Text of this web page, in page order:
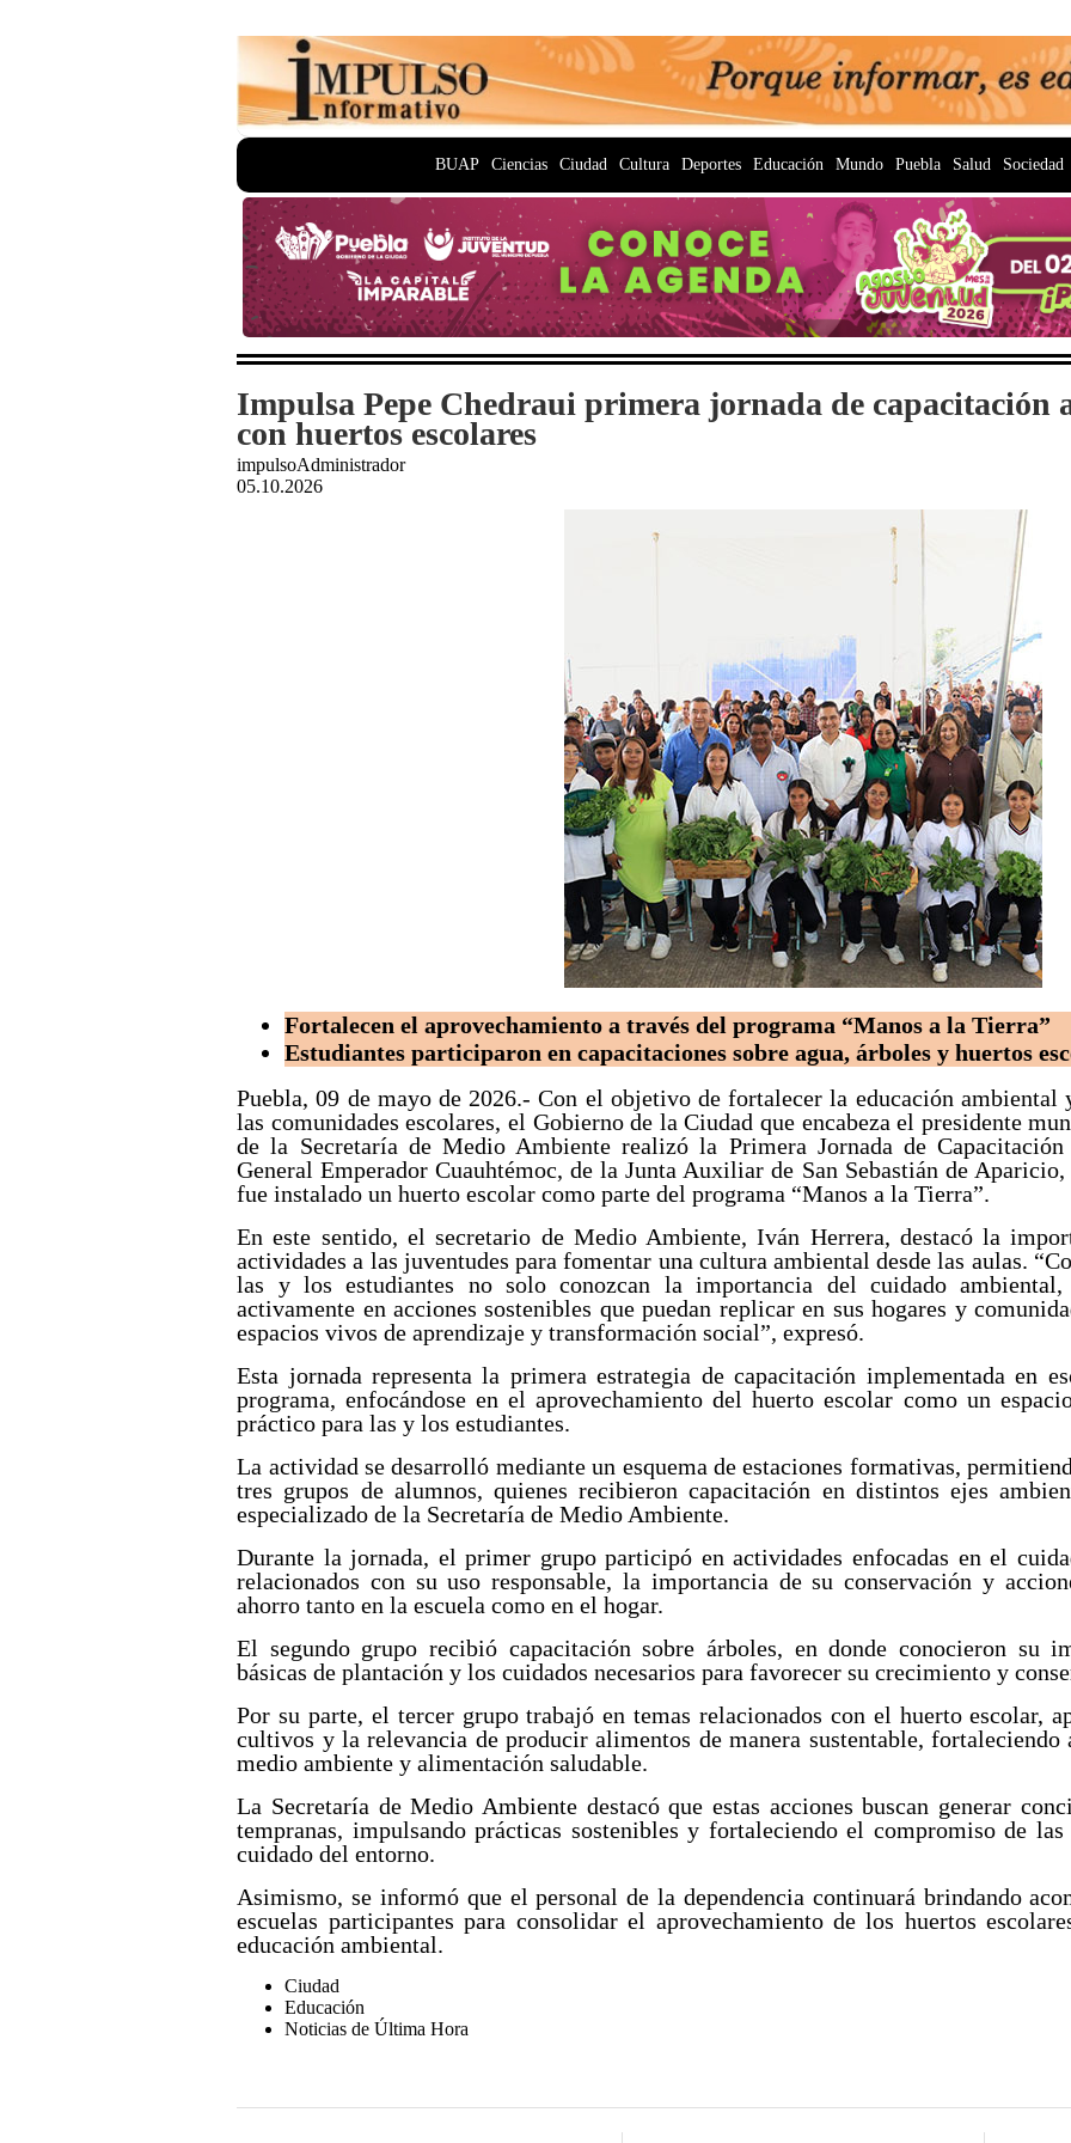
BUAP Ciencias Ciudad Cultura Deportes Educación Mundo Puebla Salud Sociedad
Impulsa Pepe Chedraui primera jornada de capacitación
con huertos escolares
impulsoAdministrador
05.10.2026
Fortalecen el aprovechamiento a través del programa “Manos a la Tierra”
Estudiantes participaron en capacitaciones sobre agua, árboles y huertos
Puebla, 09 de mayo de 2026.- Con el objetivo de fortalecer la educación
las comunidades escolares, el Gobierno de la Ciudad que encabeza el presidente
de la Secretaría de Medio Ambiente realizó la Primera Jornada de
General Emperador Cuauhtémoc, de la Junta Auxiliar de San Sebastián de
fue instalado un huerto escolar como parte del programa “Manos a la Tierra”.
En este sentido, el secretario de Medio Ambiente, Iván Herrera, destacó la
actividades a las juventudes para fomentar una cultura ambiental desde las aulas.
las y los estudiantes no solo conozcan la importancia del cuidado
activamente en acciones sostenibles que puedan replicar en sus hogares y
espacios vivos de aprendizaje y transformación social”, expresó.
Esta jornada representa la primera estrategia de capacitación implementada en
programa, enfocándose en el aprovechamiento del huerto escolar como un
práctico para las y los estudiantes.
La actividad se desarrolló mediante un esquema de estaciones formativas,
tres grupos de alumnos, quienes recibieron capacitación en distintos ejes
especializado de la Secretaría de Medio Ambiente.
Durante la jornada, el primer grupo participó en actividades enfocadas en el
relacionados con su uso responsable, la importancia de su conservación y
ahorro tanto en la escuela como en el hogar.
El segundo grupo recibió capacitación sobre árboles, en donde conocieron su
básicas de plantación y los cuidados necesarios para favorecer su crecimiento y
Por su parte, el tercer grupo trabajó en temas relacionados con el huerto escolar,
cultivos y la relevancia de producir alimentos de manera sustentable,
medio ambiente y alimentación saludable.
La Secretaría de Medio Ambiente destacó que estas acciones buscan generar
tempranas, impulsando prácticas sostenibles y fortaleciendo el compromiso de las
cuidado del entorno.
Asimismo, se informó que el personal de la dependencia continuará brindando
escuelas participantes para consolidar el aprovechamiento de los huertos
educación ambiental.
Ciudad
Educación
Noticias de Última Hora